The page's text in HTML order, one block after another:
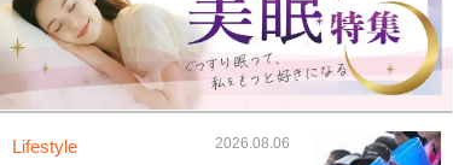
Lifestyle 2026.08.06